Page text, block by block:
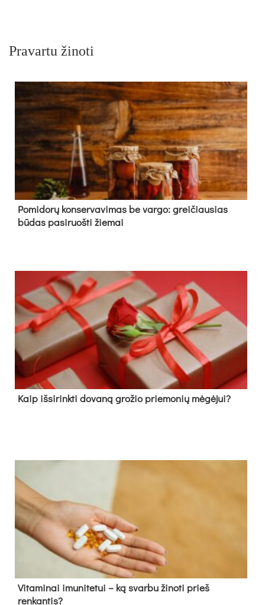
Pravartu žinoti
Pomidorų konservavimas be vargo: greičiausias
būdas pasiruošti žiemai
Kaip išsirinkti dovaną grožio priemonių mėgėjui?
Vitaminai imunitetui – ką svarbu žinoti prieš
renkantis?